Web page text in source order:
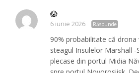
😱
6 iunie 2026 Răspunde
90% probabilitate că
steagul Insulelor Marshall -
plecase din portul Midia